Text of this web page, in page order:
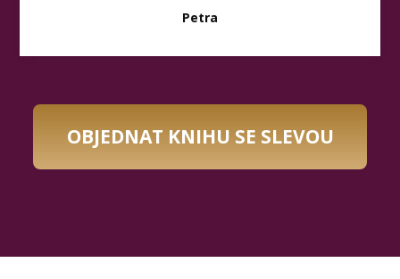
Petra
OBJEDNAT KNIHU SE SLEVOU